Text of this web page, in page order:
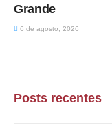
Grande
6 de agosto, 2026
Posts recentes